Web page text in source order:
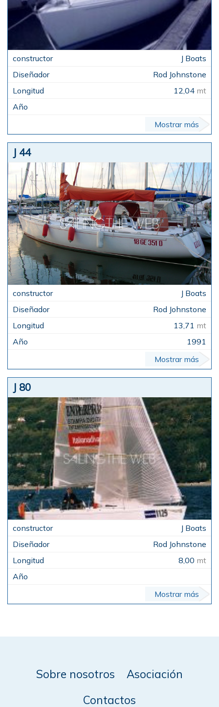
J Boats
Rod Johnstone
12,04 mt
Mostrar más
J 44
J Boats
Rod Johnstone
13,71 mt
1991
Mostrar más
J 80
J Boats
Rod Johnstone
8,00 mt
Mostrar más
Sobre nosotros
Asociación
Contactos